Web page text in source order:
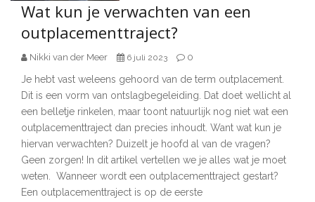
Wat kun je verwachten van een
outplacementtraject?
Nikki van der Meer 6 juli 2023 0
Je hebt vast weleens gehoord van de term outplacement.
Dit is een vorm van ontslagbegeleiding. Dat doet wellicht al
een belletje rinkelen, maar toont natuurlijk nog niet wat een
outplacementtraject dan precies inhoudt. Want wat kun je
hiervan verwachten? Duizelt je hoofd al van de vragen?
Geen zorgen! In dit artikel vertellen we je alles wat je moet
weten. Wanneer wordt een outplacementtraject gestart?
Een outplacementtraject is op de eerste